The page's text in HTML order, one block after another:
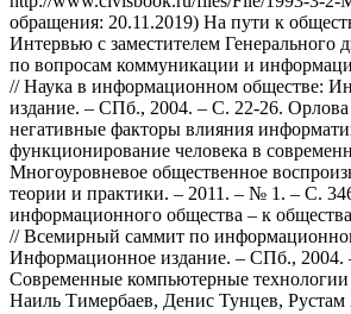
обращения: 20.11.2019) На пути к
Интервью с заместителем
по вопросам коммуникации и
// Наука в информационном обществе:
издание. – СПб., 2004. – С. 22-26.
негативные факторы влияния
функционирование человека в
Многоуровневое общественное
теории и практики. – 2011. – № 1. – С.
информационного общества – к
// Всемирный саммит по
Информационное издание. – СПб., 2004.
Современные компьютерные
Наиль Тимербаев, Денис Тунцев,